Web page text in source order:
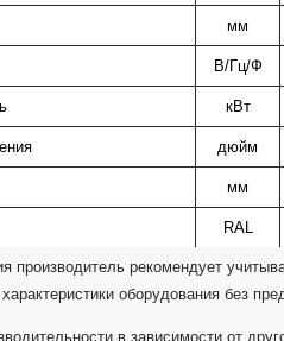
мм
В/Гц/Ф
кВт
дюйм
мм
RAL
производитель рекомендует
оборудования без
в зависимости от